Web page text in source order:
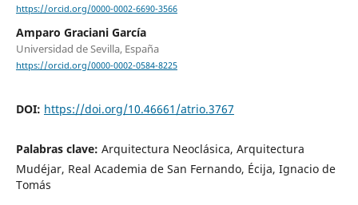
https://orcid.org/0000-0002-6690-3566
Amparo Graciani García
Universidad de Sevilla, España
https://orcid.org/0000-0002-0584-8225
DOI: https://doi.org/10.46661/atrio.3767
Palabras clave: Arquitectura Neoclásica, Arquitectura
Mudéjar, Real Academia de San Fernando, Écija, Ignacio de
Tomás